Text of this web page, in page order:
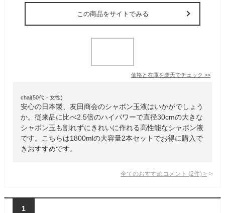
この商品をサイトでみる
価格と在庫を楽天でチェック >>
chai(50代・女性)
安心の日本製、友田商会のシャボン玉液はいかがでしょう
か。従来品に比べ2.5倍のハイパワーで直径30cmの大きな
シャボン玉も割れずにきれいに作れる高性能なシャボン液
です。こちらは1800mlの大容量2本セットでお得に購入で
きおすすめです。
全てのおすすめコメント (2件) >
1